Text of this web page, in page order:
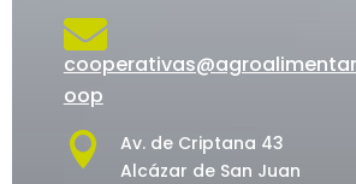

oop

Av. de Criptana 43
Alcázar de San Juan